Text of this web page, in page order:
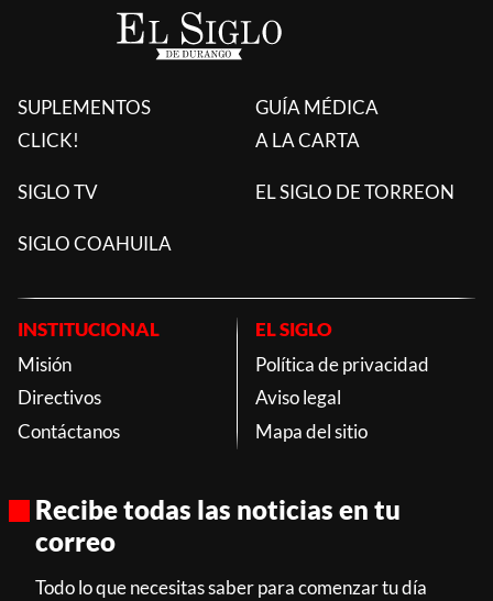
SUPLEMENTOS
CLICK!
GUÍA MÉDICA
A LA CARTA
SIGLO TV EL SIGLO DE TORREON
SIGLO COAHUILA
INSTITUCIONAL
Misión
Directivos
Contáctanos
EL SIGLO
Política de privacidad
Aviso legal
Mapa del sitio
Recibe todas las noticias en tu
correo
Todo lo que necesitas saber para comenzar tu día